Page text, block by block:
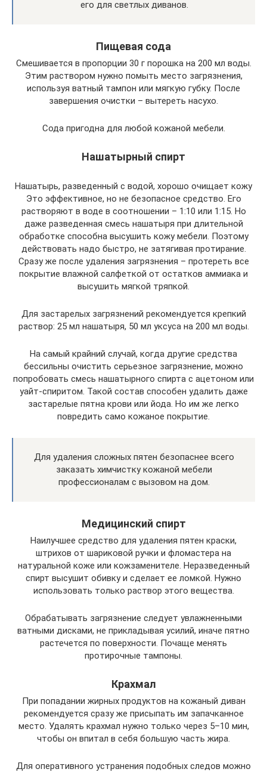
его для светлых диванов.
Пищевая сода
Смешивается в пропорции 30 г порошка на 200 мл воды.
Этим раствором нужно помыть место загрязнения,
используя ватный тампон или мягкую губку. После
завершения очистки – вытереть насухо.
Сода пригодна для любой кожаной мебели.
Нашатырный спирт
Нашатырь, разведенный с водой, хорошо очищает кожу
Это эффективное, но не безопасное средство. Его
растворяют в воде в соотношении – 1:10 или 1:15. Но
даже разведенная смесь нашатыря при длительной
обработке способна высушить кожу мебели. Поэтому
действовать надо быстро, не затягивая протирание.
Сразу же после удаления загрязнения – протереть все
покрытие влажной салфеткой от остатков аммиака и
высушить мягкой тряпкой.
Для застарелых загрязнений рекомендуется крепкий
раствор: 25 мл нашатыря, 50 мл уксуса на 200 мл воды.
На самый крайний случай, когда другие средства
бессильны очистить серьезное загрязнение, можно
попробовать смесь нашатырного спирта с ацетоном или
уайт-спиритом. Такой состав способен удалить даже
застарелые пятна крови или йода. Но им же легко
повредить само кожаное покрытие.
Для удаления сложных пятен безопаснее всего
заказать химчистку кожаной мебели
профессионалам с вызовом на дом.
Медицинский спирт
Наилучшее средство для удаления пятен краски,
штрихов от шариковой ручки и фломастера на
натуральной коже или кожзаменителе. Неразведенный
спирт высушит обивку и сделает ее ломкой. Нужно
использовать только раствор этого вещества.
Обрабатывать загрязнение следует увлажненными
ватными дисками, не прикладывая усилий, иначе пятно
растечется по поверхности. Почаще менять
протирочные тампоны.
Крахмал
При попадании жирных продуктов на кожаный диван
рекомендуется сразу же присыпать им запачканное
место. Удалять крахмал нужно только через 5–10 мин,
чтобы он впитал в себя большую часть жира.
Для оперативного устранения подобных следов можно